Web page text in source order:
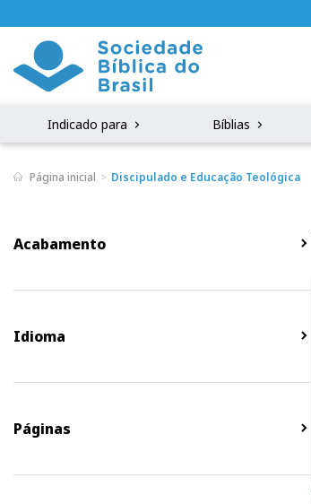
Indicado para Bíblias
Página inicial Discipulado e Educação Teológica
Acabamento
Idioma
Páginas